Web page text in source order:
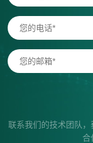
联系我们的技术团队
合